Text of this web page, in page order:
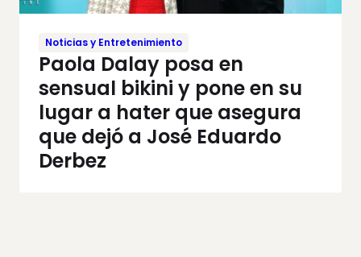
Noticias y Entretenimiento
Paola Dalay posa en
sensual bikini y pone en su
lugar a hater que asegura
que dejó a José Eduardo
Derbez